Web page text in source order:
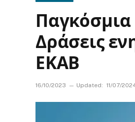
Δράσεις
ΕΚΑΒ
16/10/2023 Updated: 11/07/